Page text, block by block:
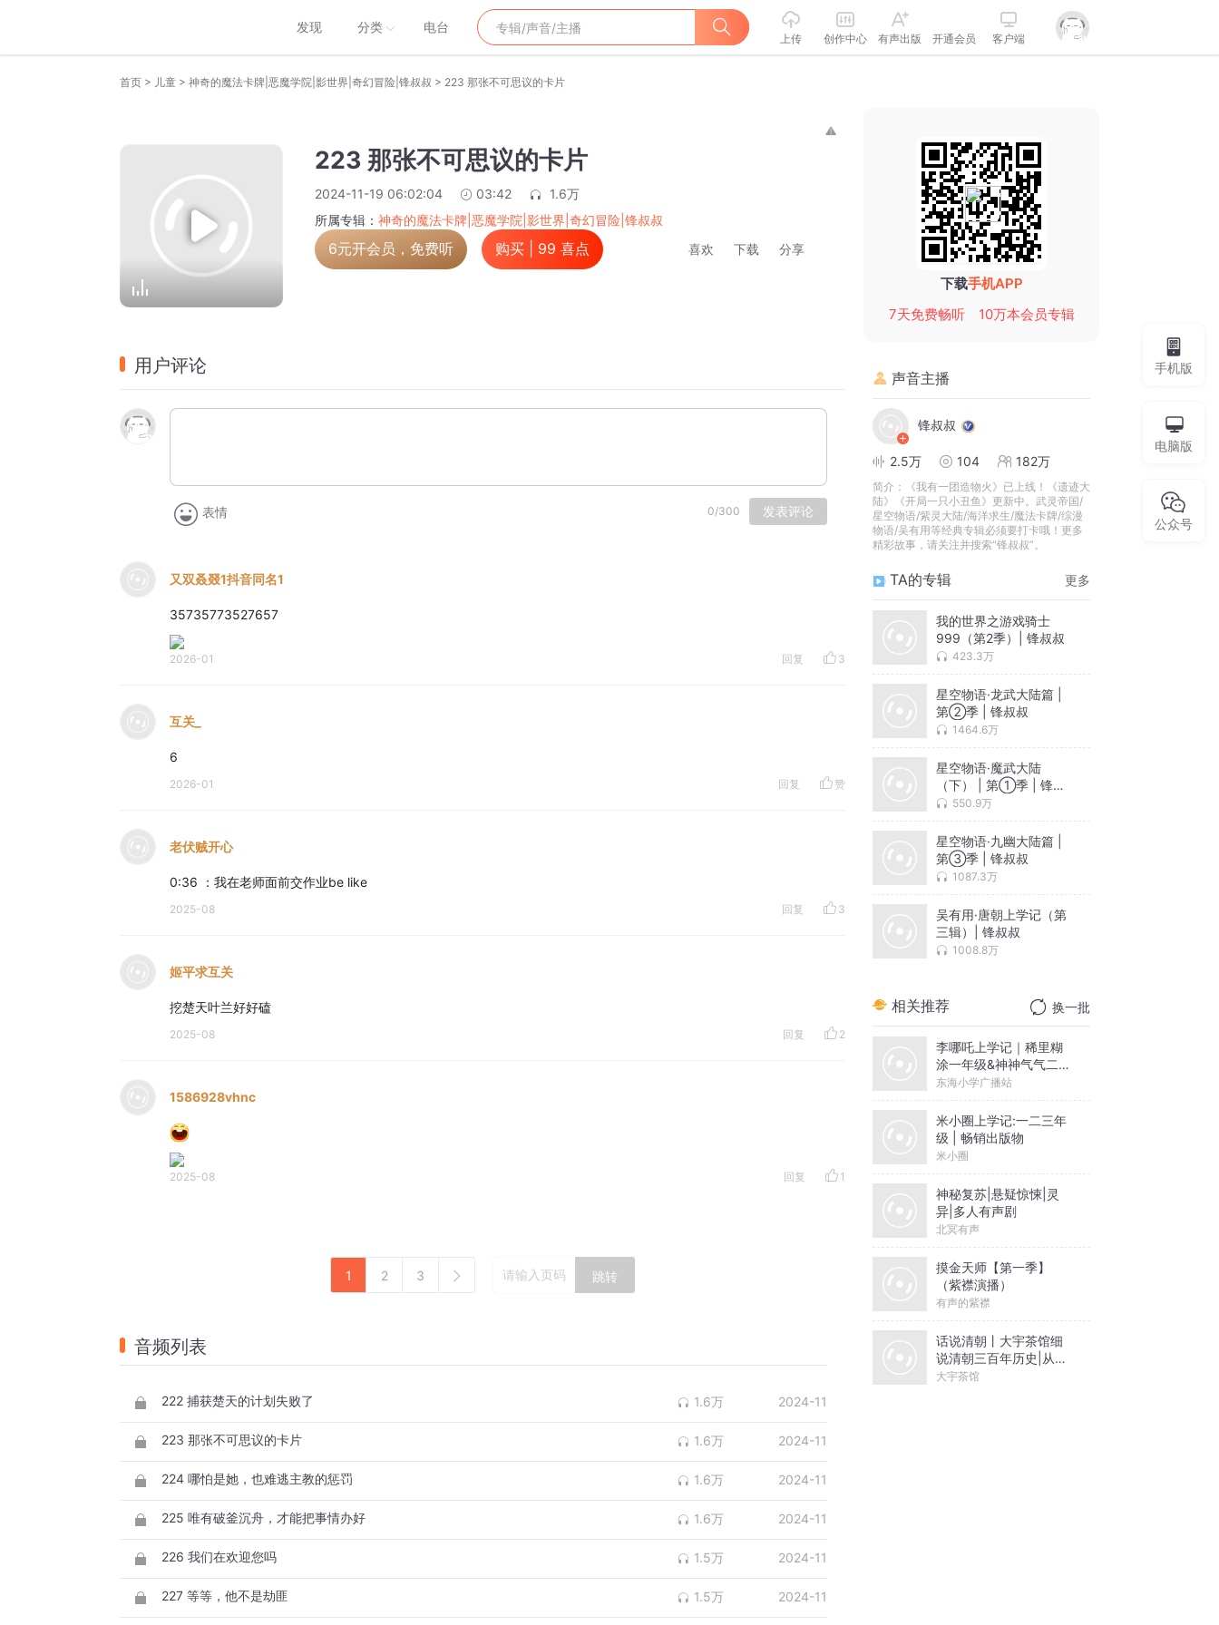
发现 分类 电台
上传 创作中心 有声出版 开通会员 客户端
首页 > 儿童 > 神奇的魔法卡牌|恶魔学院|影世界|奇幻冒险|锋叔叔 > 223 那张不可思议的卡片
223 那张不可思议的卡片
2024-11-19 06:02:04 03:42
1.6万
所属专辑： 神奇的魔法卡牌|恶魔学院|影世界|奇幻冒险|锋叔叔
6元开会员，免费听 购买 | 99 喜点 喜欢 下载 分享
用户评论
表情 0/300 发表评论
又双叒叕1抖音同名1
35735773527657
2026-01 回复 3
互关_
6
2026-01 回复 赞
老伏贼开心
0:36 ：我在老师面前交作业be like
2025-08 回复 3
姬平求互关
挖楚天叶兰好好磕
2025-08 回复 2
1586928vhnc
2025-08 回复 1
1 2 3 跳转
音频列表
222 捕获楚天的计划失败了 1.6万 2024-11
223 那张不可思议的卡片 1.6万 2024-11
224 哪怕是她，也难逃主教的惩罚 1.6万 2024-11
225 唯有破釜沉舟，才能把事情办好 1.6万 2024-11
226 我们在欢迎您吗 1.5万 2024-11
227 等等，他不是劫匪 1.5万 2024-11
下载手机APP
7天免费畅听
10万本会员专辑
声音主播
锋叔叔
2.5万 104 182万
简介：
《我有一团造物火》已上线！《遗迹大
陆》《开局一只小丑鱼》更新中。武灵帝国/
星空物语/紫灵大陆/海洋求生/魔法卡牌/综漫
物语/吴有用等经典专辑必须要打卡哦！更多
精彩故事，请关注并搜索“锋叔叔”。
TA的专辑 更多
我的世界之游戏骑士
999（第2季）| 锋叔叔
423.3万
星空物语·龙武大陆篇 |
第②季 | 锋叔叔
1464.6万
星空物语·魔武大陆
（下） | 第①季 | 锋叔
叔 550.9万
星空物语·九幽大陆篇 |
第③季 | 锋叔叔
1087.3万
吴有用·唐朝上学记（第
三辑）| 锋叔叔
1008.8万
相关推荐 换一批
李哪吒上学记｜稀里糊
涂一年级&神神气气二年
级
东海小学广播站
米小圈上学记:一二三年
级 | 畅销出版物
米小圈
神秘复苏|悬疑惊悚|灵
异|多人有声剧
北冥有声
摸金天师【第一季】
（紫襟演播）
有声的紫襟
话说清朝丨大宇茶馆细
说清朝三百年历史|从努
尔哈赤到末代皇帝溥仪|
大宇茶馆
手机版
电脑版
公众号